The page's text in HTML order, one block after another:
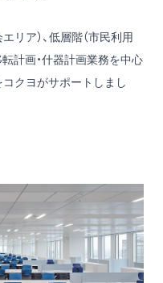
リア）、低層階（市民利用
計画・什器計画業務を中心
コクヨがサポートしまし